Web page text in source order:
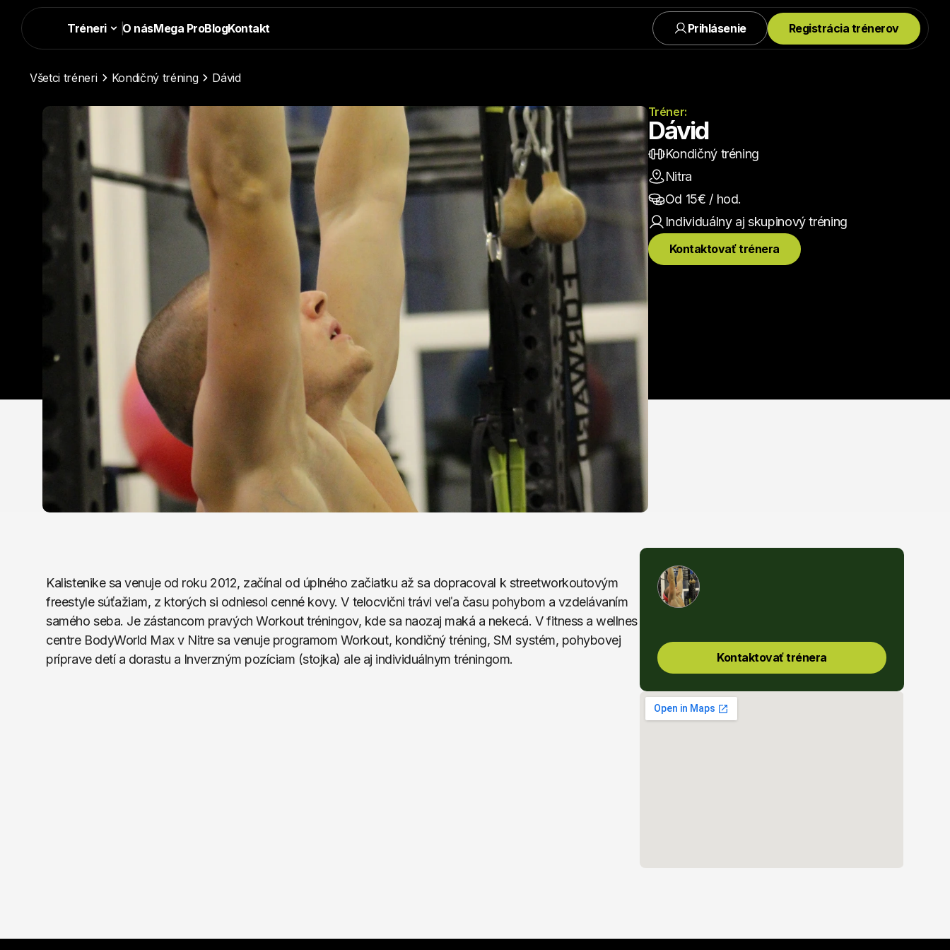
Všetci tréneri Kondičný tréning Dávid
Tréner:
Dávid
Kondičný tréning
Nitra
Od 15€ / hod.
Individuálny aj skupinový tréning
Kontaktovať trénera
Kalistenike sa venuje od roku 2012, začínal od úplného začiatku až sa dopracoval k streetworkoutovým
freestyle súťažiam, z ktorých si odniesol cenné kovy. V telocvični trávi veľa času pohybom a vzdelávaním
samého seba. Je zástancom pravých Workout tréningov, kde sa naozaj maká a nekecá. V fitness a wellnes
centre BodyWorld Max v Nitre sa venuje programom Workout, kondičný tréning, SM systém, pohybovej
príprave detí a dorastu a Inverzným pozíciam (stojka) ale aj individuálnym tréningom.
Kontaktovať trénera
Tréneri O násMega ProBlogKontakt Prihlásenie Registrácia trénerov